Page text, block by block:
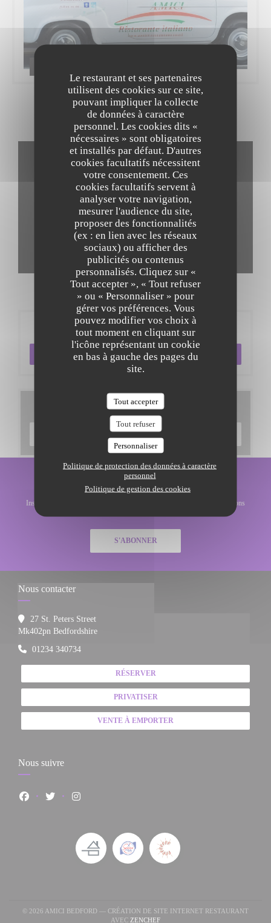
Le restaurant et ses partenaires
utilisent des cookies sur ce site,
pouvant impliquer la collecte
de données à caractère
personnel. Les cookies dits «
nécessaires » sont obligatoires
et installés par défaut. D'autres
cookies facultatifs nécessitent
votre consentement. Ces
cookies facultatifs servent à
analyser votre navigation,
mesurer l'audience du site,
proposer des fonctionnalités
(ex : en lien avec les réseaux
sociaux) ou afficher des
publicités ou contenus
personnalisés. Cliquez sur «
Tout accepter », « Tout refuser
» ou « Personnaliser » pour
gérer vos préférences. Vous
pouvez modifier vos choix à
tout moment en cliquant sur
l'icône représentant un cookie
en bas à gauche des pages du
site.
Tout accepter
Tout refuser
Personnaliser
Politique de protection des données à caractère
personnel
Politique de gestion des cookies
Visite virtuelle
Réservation
RÉSERVER
Cartes & Menus
DÉCOUVRIR NOTRE CARTE
Newsletter
Inscrivez-vous à notre lettre d'information pour recevoir des communications
S'ABONNER
Nous contacter
27 St. Peters Street
Mk402pn Bedfordshire((ouvre une nouvelle fenêtre))
01234 340734
RÉSERVER
PRIVATISER
VENTE À EMPORTER
Nous suivre
Facebook ((ouvre une nouvelle fenêtre))
Twitter ((ouvre une nouvelle fenêtre))
Instagram ((ouvre une nouvelle fenêtre))
© 2026 AMICI BEDFORD — CRÉATION DE SITE INTERNET RESTAURANT
AVEC ZENCHEF((OUVRE UNE NOUVELLE